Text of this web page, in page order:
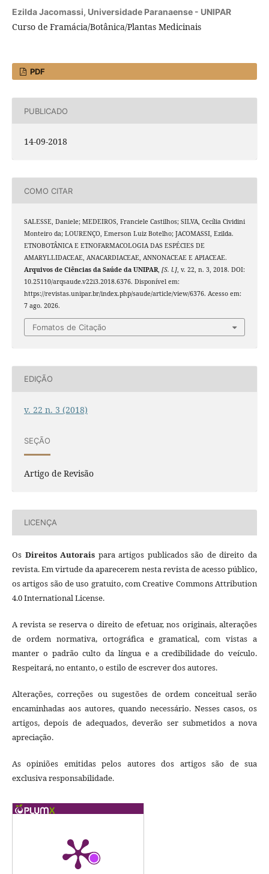
Ezilda Jacomassi, Universidade Paranaense - UNIPAR
Curso de Framácia/Botânica/Plantas Medicinais
PDF
PUBLICADO
14-09-2018
COMO CITAR
SALESSE, Daniele; MEDEIROS, Franciele Castilhos; SILVA, Cecília Cividini
Monteiro da; LOURENÇO, Emerson Luiz Botelho; JACOMASSI, Ezilda.
ETNOBOTÂNICA E ETNOFARMACOLOGIA DAS ESPÉCIES DE
AMARYLLIDACEAE, ANACARDIACEAE, ANNONACEAE E APIACEAE.
Arquivos de Ciências da Saúde da UNIPAR, [S. l.], v. 22, n. 3, 2018. DOI:
10.25110/arqsaude.v22i3.2018.6376. Disponível em:
https://revistas.unipar.br/index.php/saude/article/view/6376. Acesso em:
7 ago. 2026.
Fomatos de Citação
EDIÇÃO
v. 22 n. 3 (2018)
SEÇÃO
Artigo de Revisão
LICENÇA
Os Direitos Autorais para artigos publicados são de direito da
revista. Em virtude da aparecerem nesta revista de acesso público,
os artigos são de uso gratuito, com Creative Commons Attribution
4.0 International License.
A revista se reserva o direito de efetuar, nos originais, alterações
de ordem normativa, ortográfica e gramatical, com vistas a
manter o padrão culto da língua e a credibilidade do veículo.
Respeitará, no entanto, o estilo de escrever dos autores.
Alterações, correções ou sugestões de ordem conceitual serão
encaminhadas aos autores, quando necessário. Nesses casos, os
artigos, depois de adequados, deverão ser submetidos a nova
apreciação.
As opiniões emitidas pelos autores dos artigos são de sua
exclusiva responsabilidade.